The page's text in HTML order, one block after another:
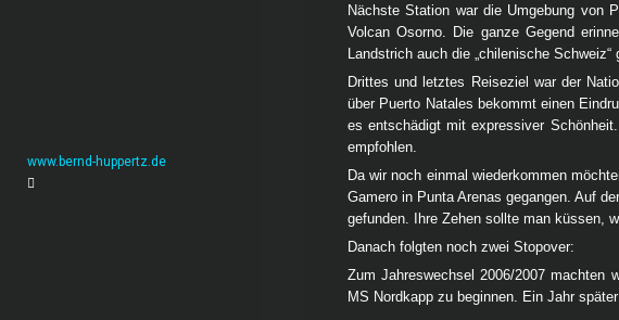
www.bernd-huppertz.de
Nächste Station war die Umgebung von
Volcan Osorno. Die ganze Gegend
Landstrich auch die „chilenische
Drittes und letztes Reiseziel war der
über Puerto Natales bekommt einen
es entschädigt mit expressiver
empfohlen.
Da wir noch einmal wiederkommen
Gamero in Punta Arenas gegangen. Auf
gefunden. Ihre Zehen sollte man küssen,
Danach folgten noch zwei Stopover:
Zum Jahreswechsel 2006/2007 machten
MS Nordkapp zu beginnen. Ein Jahr